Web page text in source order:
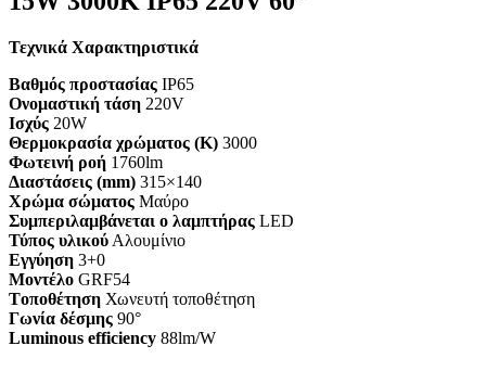
Τεχνικά Χαρακτηριστικά
Βαθμός προστασίας IP65
Ονομαστική τάση 220V
Ισχύς 20W
Θερμοκρασία χρώματος (K) 3000
Φωτεινή ροή 1760lm
Διαστάσεις (mm) 315×140
Χρώμα σώματος Μαύρο
Συμπεριλαμβάνεται ο λαμπτήρας LED
Τύπος υλικού Αλουμίνιο
Εγγύηση 3+0
Mοντέλο GRF54
Tοποθέτηση Χωνευτή τοποθέτηση
Γωνία δέσμης 90°
Luminous efficiency 88lm/W